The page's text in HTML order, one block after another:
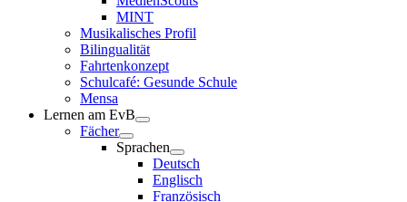
MINT
Musikalisches Profil
Bilingualität
Fahrtenkonzept
Schulcafé: Gesunde Schule
Mensa
Lernen am EvB
Fächer
Sprachen
Deutsch
Englisch
Französisch